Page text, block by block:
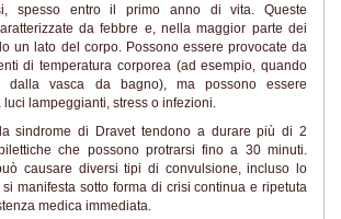
spesso entro il primo anno di vita. Queste
da febbre e, nella maggior parte dei
un lato del corpo. Possono essere provocate da
di temperatura corporea (ad esempio, quando
dalla vasca da bagno), ma possono essere
lampeggianti, stress o infezioni.
sindrome di Dravet tendono a durare più di 2
che possono protrarsi fino a 30 minuti.
causare diversi tipi di convulsione, incluso lo
manifesta sotto forma di crisi continua e ripetuta
medica immediata.